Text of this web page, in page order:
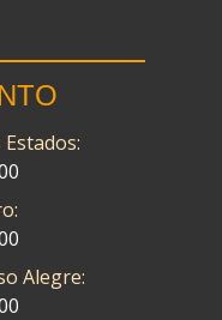
Alegre: